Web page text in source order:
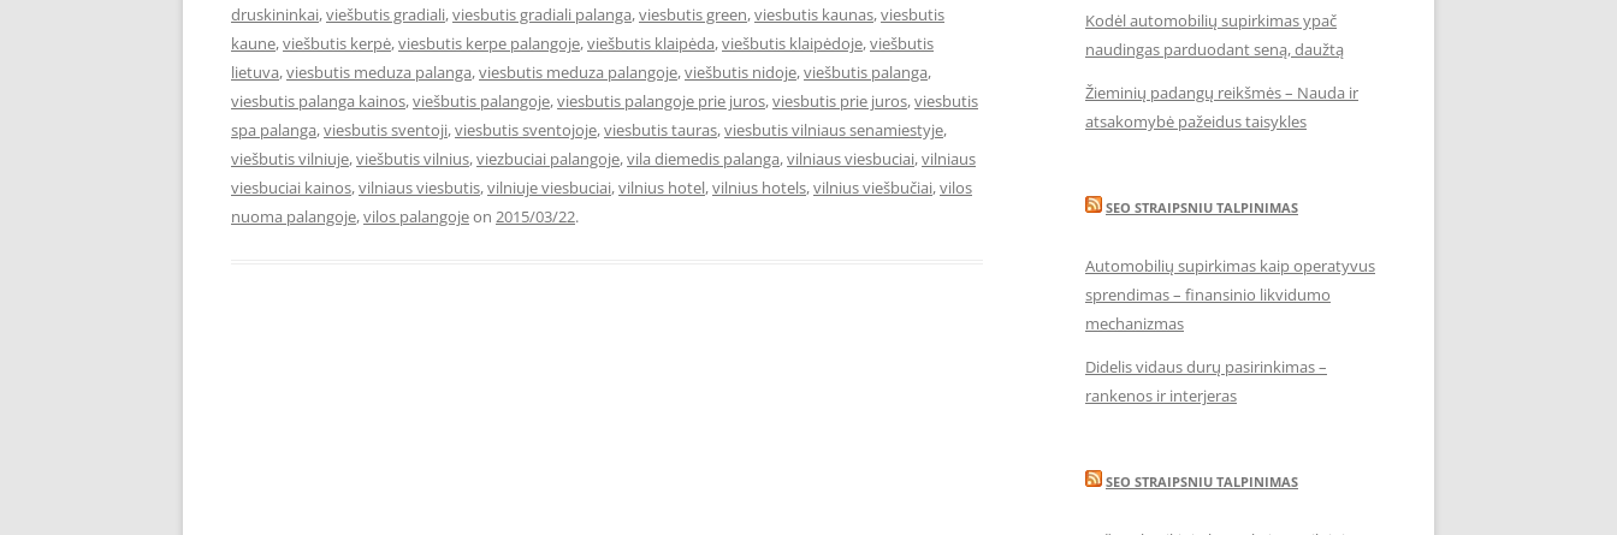
druskininkai,viešbutis gradiali,viesbutis gradiali palanga,viesbutis green,viesbutis kaunas,viesbutis
kaune,viešbutis kerpė,viesbutis kerpe palangoje,viešbutis klaipėda,viešbutis klaipėdoje,viešbutis
lietuva,viesbutis meduza palanga,viesbutis meduza palangoje,viešbutis nidoje,viešbutis palanga,
viesbutis palanga kainos,viešbutis palangoje,viesbutis palangoje prie juros,viesbutis prie juros,viesbutis
spa palanga,viesbutis sventoji,viesbutis sventojoje,viesbutis tauras,viesbutis vilniaus senamiestyje,
viešbutis vilniuje,viešbutis vilnius,viezbuciai palangoje,vila diemedis palanga,vilniaus viesbuciai,vilniaus
viesbuciai kainos,vilniaus viesbutis,vilniuje viesbuciai,vilnius hotel,vilnius hotels,vilnius viešbučiai,vilos
nuoma palangoje,vilos palangojeon 2015/03/22.
Kodėl automobilių supirkimas ypač
naudingas parduodant seną, daužtą
Žieminių padangų reikšmės – Nauda ir
atsakomybė pažeidus taisykles
SEO STRAIPSNIU TALPINIMAS
Automobilių supirkimas kaip operatyvus
sprendimas – finansinio likvidumo
mechanizmas
Didelis vidaus durų pasirinkimas –
rankenos ir interjeras
SEO STRAIPSNIU TALPINIMAS